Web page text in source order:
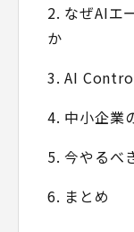
2. なぜAIエ
か
3. AI
4. 中小企業
5. 今やるべ
6. まとめ